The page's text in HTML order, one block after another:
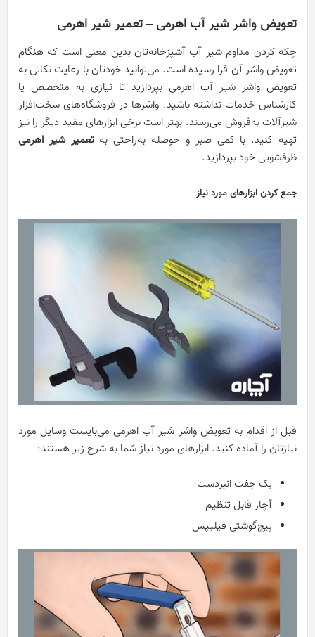
تعویض واشر شیر آب اهرمی –تعمیر شیر اهرمی
چکه کردن مداوم شیر آب آشپزخانه‌تان بدین معنی است که هنگام
تعویض واشر آن فرا رسیده است. می‌توانید خودتان با رعایت نکاتی به
تعویض واشر شیر آب اهرمی بپردازید تا نیازی به متخصص یا
کارشناس خدمات نداشته باشید. واشرها در فروشگاه‌های سخت‌افزار
شیرآلات به‌فروش می‌رسند. بهتر است برخی ابزارهای مفید دیگر را نیز
تهیه کنید. با کمی صبر و حوصله به‌راحتی به تعمیر شیر اهرمی
ظرفشویی خود بپردازید.
جمع کردن ابزارهای مورد نیاز
قبل از اقدام به تعویض واشر شیر آب اهرمی می‌بایست وسایل مورد
نیازتان را آماده کنید. ابزارهای مورد نیاز شما به شرح زیر هستند:
یک جفت انبردست
آچار قابل تنظیم
پیچ‌گوشتی فیلیپس